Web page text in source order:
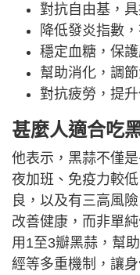
對抗自由基，
降低發炎指數
穩定血糖，保
幫助消化，調
對抗疲勞，提
甚麼人適合吃
他表示，黑蒜不僅
夜加班、免疫力較
良，以及有三高風
改善健康，而非單
用1至3瓣黑蒜，幫
經等多重機制，讓